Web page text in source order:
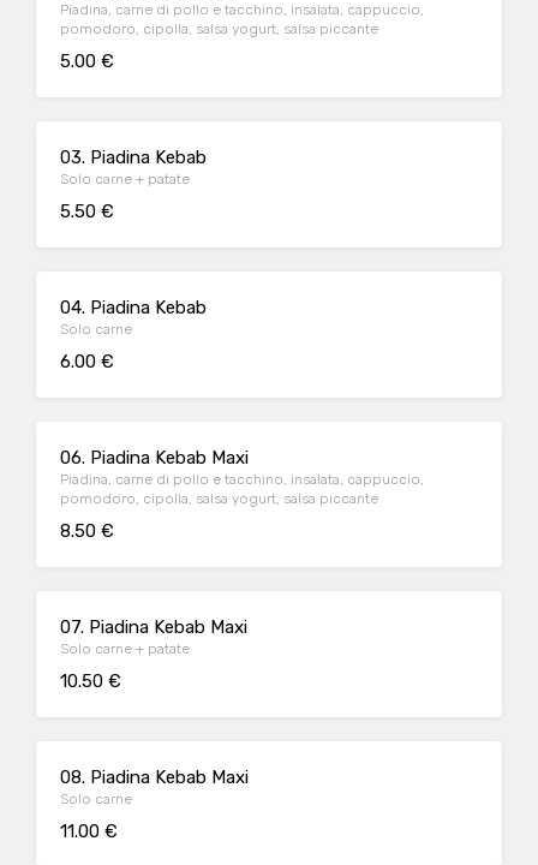
Piadina, carne di pollo e tacchino, insalata, cappuccio,
pomodoro, cipolla, salsa yogurt, salsa piccante
5.00 €
03. Piadina Kebab
Solo carne + patate
5.50 €
04. Piadina Kebab
Solo carne
6.00 €
06. Piadina Kebab Maxi
Piadina, carne di pollo e tacchino, insalata, cappuccio,
pomodoro, cipolla, salsa yogurt, salsa piccante
8.50 €
07. Piadina Kebab Maxi
Solo carne + patate
10.50 €
08. Piadina Kebab Maxi
Solo carne
11.00 €